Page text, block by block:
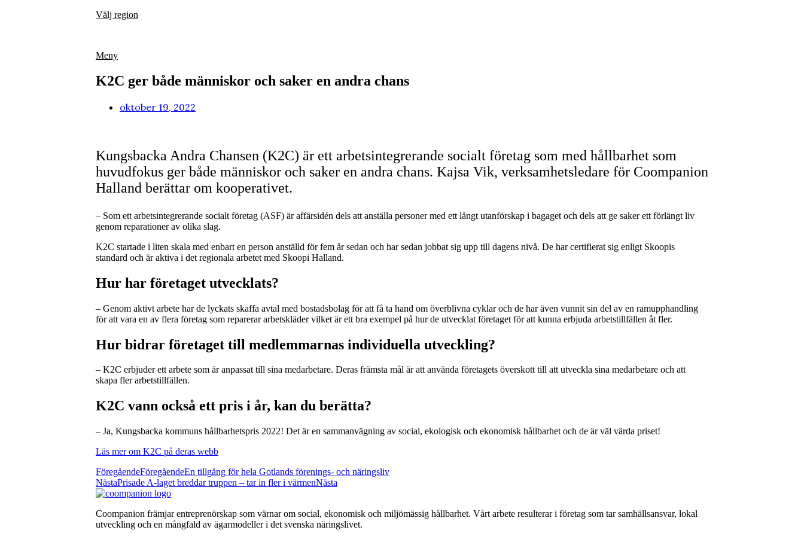
Hoppa
Välj region
Meny
K2C ger både människor och saker en andra chans
oktober 19, 2022
Kungsbacka Andra Chansen (K2C) är ett arbetsintegrerande socialt företag som med hållbarhet som
huvudfokus ger både människor och saker en andra chans. Kajsa Vik, verksamhetsledare för Coompanion
Halland berättar om kooperativet.
– Som ett arbetsintegrerande socialt företag (ASF) är affärsidén dels att anställa personer med ett långt utanförskap i bagaget och dels att ge saker ett förlängt liv
genom reparationer av olika slag.
K2C startade i liten skala med enbart en person anställd för fem år sedan och har sedan jobbat sig upp till dagens nivå. De har certifierat sig enligt Skoopis
standard och är aktiva i det regionala arbetet med Skoopi Halland.
Hur har företaget utvecklats?
– Genom aktivt arbete har de lyckats skaffa avtal med bostadsbolag för att få ta hand om överblivna cyklar och de har även vunnit sin del av en ramupphandling
för att vara en av flera företag som reparerar arbetskläder vilket är ett bra exempel på hur de utvecklat företaget för att kunna erbjuda arbetstillfällen åt fler.
Hur bidrar företaget till medlemmarnas individuella utveckling?
– K2C erbjuder ett arbete som är anpassat till sina medarbetare. Deras främsta mål är att använda företagets överskott till att utveckla sina medarbetare och att
skapa fler arbetstillfällen.
K2C vann också ett pris i år, kan du berätta?
– Ja, Kungsbacka kommuns hållbarhetspris 2022! Det är en sammanvägning av social, ekologisk och ekonomisk hållbarhet och de är väl värda priset!
Läs mer om K2C på deras webb
FöregåendeFöregåendeEn tillgång för hela Gotlands förenings- och näringsliv
NästaPrisade A-laget breddar truppen – tar in fler i värmenNästa
Coompanion främjar entreprenörskap som värnar om social, ekonomisk och miljömässig hållbarhet. Vårt arbete resulterar i företag som tar samhällsansvar, lokal
utveckling och en mångfald av ägarmodeller i det svenska näringslivet.